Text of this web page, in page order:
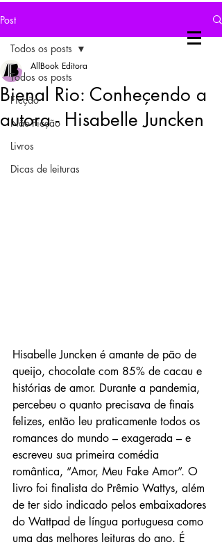
Post
Todos os posts
Ficção
Não-Ficção
Livros
Dicas de leituras
Todos os posts
Bienal Rio: Conheçendo a
autora - Hisabelle Juncken
AllBook Editora
Hisabelle Juncken é amante de pão de
queijo, chocolate com 85% de cacau e
histórias de amor. Durante a pandemia,
percebeu o quanto precisava de finais
felizes, então leu praticamente todos os
romances do mundo – exagerada – e
escreveu sua primeira comédia
romântica, “Amor, Meu Fake Amor”. O
livro foi finalista do Prêmio Wattys, além
de ter sido indicado pelos embaixadores
do Wattpad de língua portuguesa como
uma das melhores leituras do ano. É